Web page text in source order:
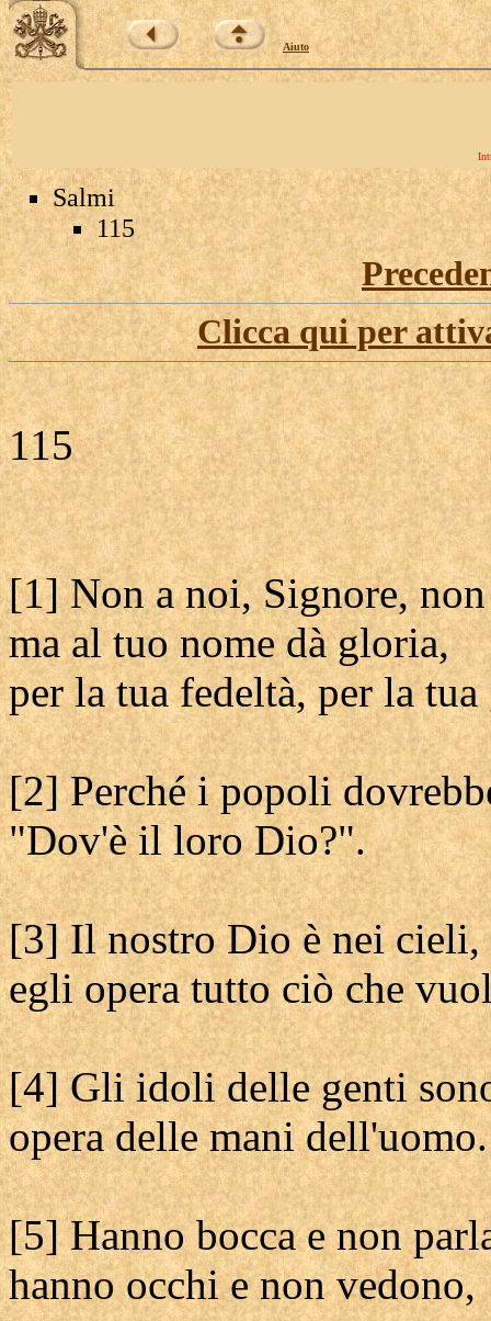
Aiuto
Salmi
115
Clicca qui per
115
[1] Non a noi, Signore,
ma al tuo nome dà gloria,
per la tua fedeltà, per la tua
[2] Perché i popoli
"Dov'è il loro Dio?".
[3] Il nostro Dio è nei cieli,
egli opera tutto ciò che
[4] Gli idoli delle genti
opera delle mani dell'uomo.
[5] Hanno bocca e non
hanno occhi e non vedono,